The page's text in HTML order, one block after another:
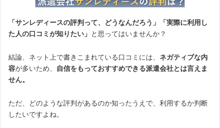
「サンレディースの評判って、どうなんだろう」「実際に利用し
た人の口コミが知りたい」 と思ってはいませんか？
結論、ネット上で書きこまれている口コミには、 ネガティブな内
容が多いため、
自信をもっておすすめできる派遣会社とは言えま
せん。
ただ、どのような評判があるのか知ったうえで、利用するか判断
したいですよね。